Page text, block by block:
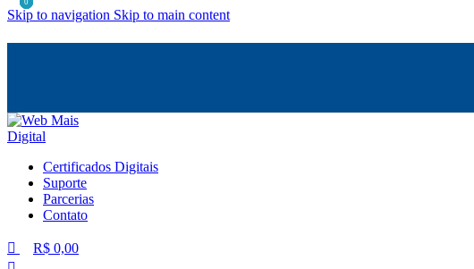
Skip to navigation Skip to main content
Certificados Digitais
Suporte
Parcerias
Contato
0
R$ 0,00
0
0